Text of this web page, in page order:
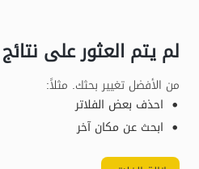
لم يتم العثور على نتائج
من الأفضل تغيير بحثك. مثلاً:
احذف بعض الفلاتر
ابحث عن مكان آخر